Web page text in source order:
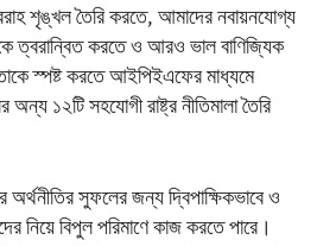
শৃঙ্খল তৈরি করতে, আমাদের নবায়নযোগ্য
ত্বরান্বিত করতে ও আরও ভাল বাণিজ্যিক
স্পষ্ট করতে আইপিইএফের মাধ্যমে
১২টি সহযোগী রাষ্ট্র নীতিমালা তৈরি
সুফলের জন্য দ্বিপাক্ষিকভাবে ও
নিয়ে বিপুল পরিমাণে কাজ করতে পারে।